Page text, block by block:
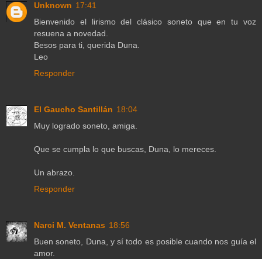
Unknown 17:41
Bienvenido el lirismo del clásico soneto que en tu voz
resuena a novedad.
Besos para ti, querida Duna.
Leo
Responder
El Gaucho Santillán 18:04
Muy logrado soneto, amiga.
Que se cumpla lo que buscas, Duna, lo mereces.
Un abrazo.
Responder
Narci M. Ventanas 18:56
Buen soneto, Duna, y sí todo es posible cuando nos guía el
amor.